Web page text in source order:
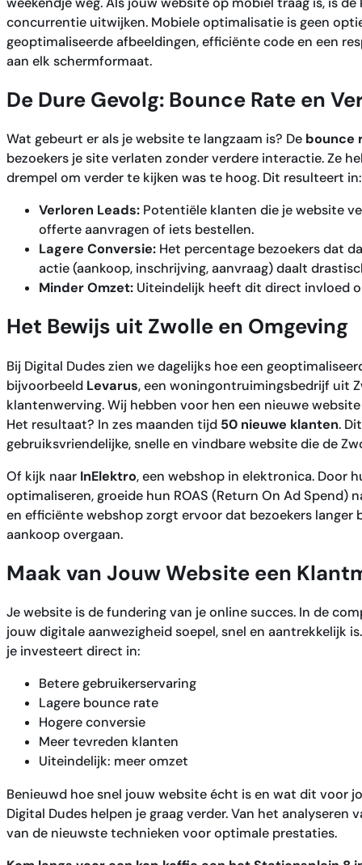
concurrentie uitwijken. Mobiele optimalisatie is geen
geoptimaliseerde afbeeldingen, efficiënte code en een
aan elk schermformaat.
De Dure Gevolg: Bounce Rate en
Wat gebeurt er als je website te langzaam is? De bounce
bezoekers je site verlaten zonder verdere interactie. Ze
drempel om verder te kijken was te hoog. Dit resulteert in:
Verloren Leads: Potentiële klanten die je website
offerte aanvragen of iets bestellen.
Lagere Conversie: Het percentage bezoekers dat
actie (aankoop, inschrijving, aanvraag) daalt
Minder Omzet: Uiteindelijk heeft dit direct invloed
Het Bewijs uit Zwolle en Omgeving
Bij Digital Dudes zien we dagelijks hoe een
bijvoorbeeld Levarus, een woningontruimingsbedrijf uit
klantenwerving. Wij hebben voor hen een nieuwe
Het resultaat? In zes maanden tijd 50 nieuwe klanten.
gebruiksvriendelijke, snelle en vindbare website die de
Of kijk naar InElektro, een webshop in elektronica. Door
optimaliseren, groeide hun ROAS (Return On Ad Spend)
en efficiënte webshop zorgt ervoor dat bezoekers langer
aankoop overgaan.
Maak van Jouw Website een
Je website is de fundering van je online succes. In de
jouw digitale aanwezigheid soepel, snel en aantrekkelijk
je investeert direct in:
Betere gebruikerservaring
Lagere bounce rate
Hogere conversie
Meer tevreden klanten
Uiteindelijk: meer omzet
Benieuwd hoe snel jouw website écht is en wat dit voor
Digital Dudes helpen je graag verder. Van het
van de nieuwste technieken voor optimale prestaties.